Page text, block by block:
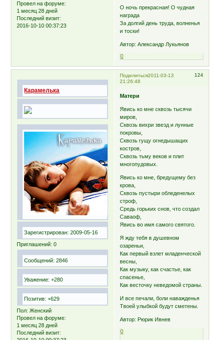
Провел на форуме:
1 месяц 28 дней
Последний визит:
2016-10-10 00:37:23
О ночь прекрасная! О чудная
награда
За долгий день труда, волненья
и тоски!
Автор: Александр Лукьянов
0
Поделиться 124
2011-03-13
21:26:48
Карамелька
Зарегистрирован: 2009-05-16
Приглашений: 0
Сообщений: 2846
Уважение: +280
Позитив: +629
Пол: Женский
Провел на форуме:
1 месяц 28 дней
Последний визит:
Матери
Явись ко мне сквозь тысячи
миров,
Сквозь вихри звезд и лунные
покровы,
Сквозь гущу огнедышащих
костров,
Сквозь тьму веков и плит
многопудовых.
Явись ко мне, бредущему без
крова,
Сквозь пустыри обледенелых
строф,
Средь горьких снов, что создал
Саваоф,
Явись во имя самого святого.
Я жду тебя в душевном
озареньи,
Как первый взлет младенческой
весны,
Как музыку, как счастье, как
спасенье,
Как весточку неведомой страны.
И все печали, боли наважденья
Твоей улыбкой будут сметены.
Автор: Рюрик Ивнев
0